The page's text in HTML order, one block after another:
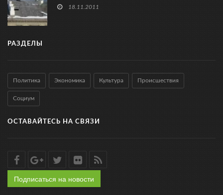
18.11.2011
РАЗДЕЛЫ
Политика Экономика Культура Происшествия
Социум
ОСТАВАЙТЕСЬ НА СВЯЗИ
Подписаться на новости